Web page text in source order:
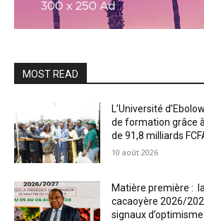
MOST READ
L’Université
de formation grâce
de 91,8 milliards
10 août 2026
Matière première :
cacaoyère 2026/
signaux d’optimisme